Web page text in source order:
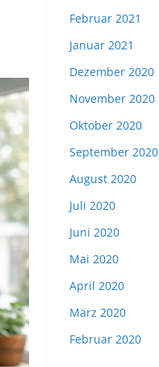
Februar 2021
Januar 2021
Dezember 2020
November 2020
Oktober 2020
September 2020
August 2020
Juli 2020
Juni 2020
Mai 2020
April 2020
März 2020
Februar 2020